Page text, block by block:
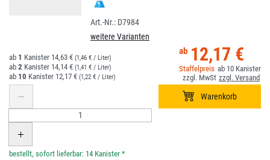
D7984
weitere Varianten
12,17 €
10
1 14,63 € (1,46 € / Liter)
2 14,14 € (1,41 € / Liter)
10 12,17 € (1,22 € / Liter)
*